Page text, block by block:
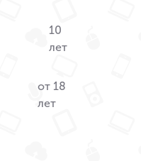
10
лет
от 18
лет